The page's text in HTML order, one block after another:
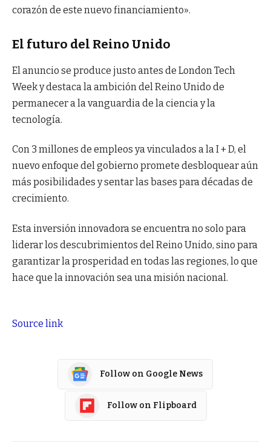
corazón de este nuevo financiamiento».
El futuro del Reino Unido
El anuncio se produce justo antes de London Tech
Week y destaca la ambición del Reino Unido de
permanecer a la vanguardia de la ciencia y la
tecnología.
Con 3 millones de empleos ya vinculados a la I + D, el
nuevo enfoque del gobierno promete desbloquear aún
más posibilidades y sentar las bases para décadas de
crecimiento.
Esta inversión innovadora se encuentra no solo para
liderar los descubrimientos del Reino Unido, sino para
garantizar la prosperidad en todas las regiones, lo que
hace que la innovación sea una misión nacional.
Source link
Follow on Google News
Follow on Flipboard